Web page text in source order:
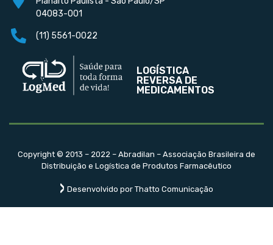
04083-001
(11) 5561-0022
LOGÍSTICA
REVERSA DE
MEDICAMENTOS
Copyright © 2013 – 2022 – Abradilan – Associação Brasileira de
Distribuição e Logística de Produtos Farmacêutico
Desenvolvido por Thatto Comunicação